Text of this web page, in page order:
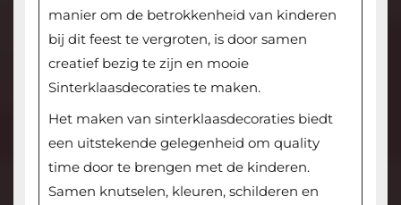
manier om de betrokkenheid van kinderen
bij dit feest te vergroten, is door samen
creatief bezig te zijn en mooie
Sinterklaasdecoraties te maken.
Het maken van sinterklaasdecoraties biedt
een uitstekende gelegenheid om quality
time door te brengen met de kinderen.
Samen knutselen, kleuren, schilderen en